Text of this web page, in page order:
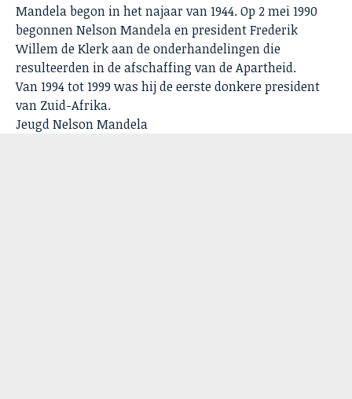
Mandela begon in het najaar van 1944. Op 2 mei 1990
begonnen Nelson Mandela en president Frederik
Willem de Klerk aan de onderhandelingen die
resulteerden in de afschaffing van de Apartheid.
Van 1994 tot 1999 was hij de eerste donkere president
van Zuid-Afrika.
Jeugd Nelson Mandela